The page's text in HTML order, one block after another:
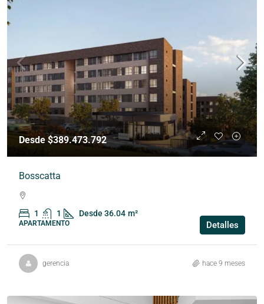
Desde $389.473.792
Bosscatta
1 1 Desde 36.04 m²
APARTAMENTO Detalles
gerencia hace 9 meses